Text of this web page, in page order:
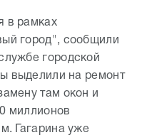
в рамках
город", сообщили
городской
выделили на ремонт
там окон и
миллионов
Гагарина уже